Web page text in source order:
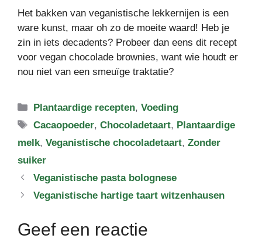
Het bakken van veganistische lekkernijen is een
ware kunst, maar oh zo de moeite waard! Heb je
zin in iets decadents? Probeer dan eens dit recept
voor vegan chocolade brownies, want wie houdt er
nou niet van een smeuïge traktatie?
Categorieën
Plantaardige recepten,Voeding
Tags
Cacaopoeder,Chocoladetaart, Plantaardige
melk, Veganistische chocoladetaart, Zonder
suiker
Veganistische pasta bolognese
Veganistische hartige taart witzenhausen
Geef een reactie